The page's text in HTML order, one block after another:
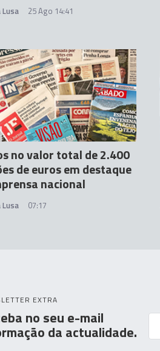
Lusa 25 Ago 14:41
no valor total de 2.400
de euros em destaque
nacional
Lusa 07:17
EXTRA
no seu e-mail
da actualidade.